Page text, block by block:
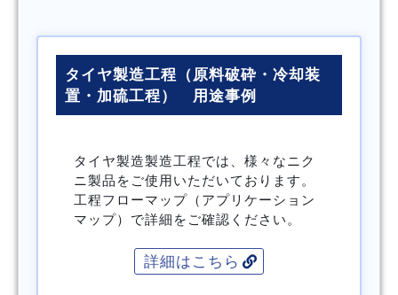
タイヤ製造工程（原料破砕・冷却装
置・加硫工程） 用途事例
タイヤ製造製造工程では、様々なニク
ニ製品をご使用いただいております。
工程フローマップ（アプリケーション
マップ）で詳細をご確認ください。
詳細はこちら